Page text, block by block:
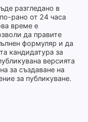
разгледано в
рано от 24 часа
време е
да правите
формуляр и да
кандидатура за
версията
за създаване на
за публикуване.